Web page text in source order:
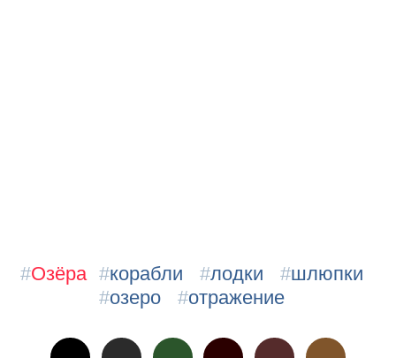
#Озёра #корабли #лодки #шлюпки
#озеро #отражение